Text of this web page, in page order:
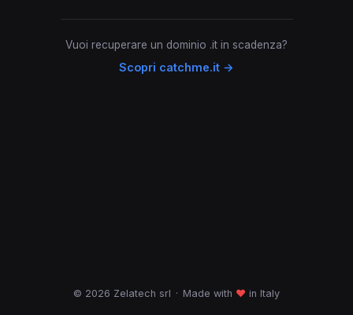
Vuoi recuperare un dominio .it in scadenza?
Scopri catchme.it →
© 2026 Zelatech srl · Made with ♥ in Italy